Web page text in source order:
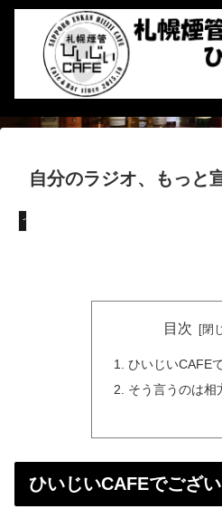
自分のラジオ、もっと
つぶやき
目次
ひいじいCAFE
そう言うのは相
ひいじいCAFEでござ